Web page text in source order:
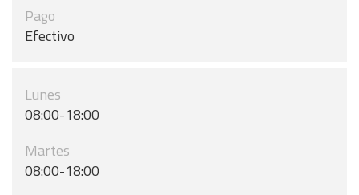
Pago
Efectivo
Lunes
08:00-18:00
Martes
08:00-18:00